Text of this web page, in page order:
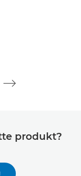
produkt?